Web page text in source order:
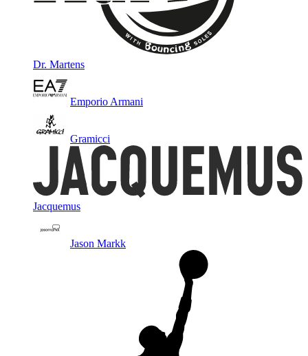
Dr. Martens
Emporio Armani
Gramicci
Jacquemus
Jason Markk